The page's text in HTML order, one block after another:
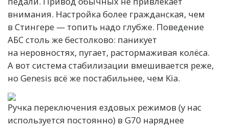
внимания. Настройка более гражданская, чем
в Стингере — топить надо глубже. Поведение
АБС столь же бестолково: паникует
на неровностях, пугает, растормаживая колёса.
А вот система стабилизации вмешивается реже,
но Genesis всё же постабильнее, чем Kia.
Ручка переключения ездовых режимов (у нас
используется постоянно) в G70 наряднее